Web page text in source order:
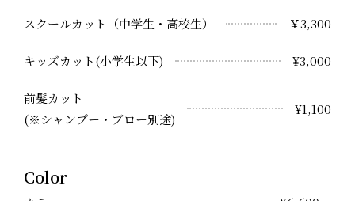
スクールカット（中学生・高校生） ￥3,300
キッズカット(小学生以下) ¥3,000
前髪カット
(※シャンプー・ブロー別途)
¥1,100
Color